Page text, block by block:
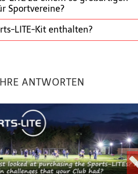
Sportvereine?
LITE-Kit enthalten?
ANTWORTEN